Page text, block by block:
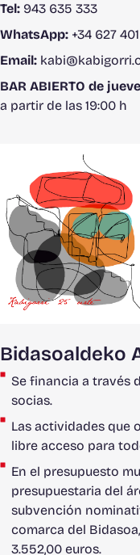
Tel: 943 635 333
WhatsApp: +34 627
Email:
BAR ABIERTO de
a partir de las 19:00 h
Bidasoaldeko
Se financia a través
socias.
Las actividades que
libre acceso para
En el presupuesto
presupuestaria del
subvención
comarca del
3.552,00 euros.